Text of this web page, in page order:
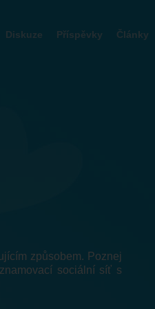
Diskuze Příspěvky Články
způsobem. Poznej
sociální síť s